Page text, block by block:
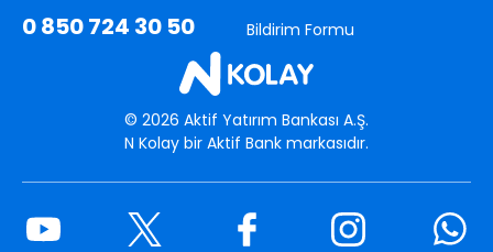
© 2026 Aktif Yatırım Bankası A.Ş.
N Kolay bir Aktif Bank markasıdır.
Youtube Twitter Facebook Instagram
0 850 724 30 50 Bildirim Formu